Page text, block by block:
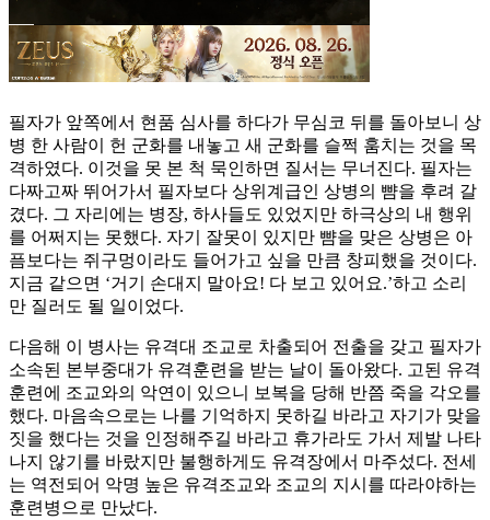
필자가 앞쪽에서 현품 심사를 하다가 무심코 뒤를 돌아보니 상
병 한 사람이 헌 군화를 내놓고 새 군화를 슬쩍 훔치는 것을 목
격하였다. 이것을 못 본 척 묵인하면 질서는 무너진다. 필자는
다짜고짜 뛰어가서 필자보다 상위계급인 상병의 뺨을 후려 갈
겼다. 그 자리에는 병장, 하사들도 있었지만 하극상의 내 행위
를 어쩌지는 못했다. 자기 잘못이 있지만 뺨을 맞은 상병은 아
픔보다는 쥐구멍이라도 들어가고 싶을 만큼 창피했을 것이다.
지금 같으면 ‘거기 손대지 말아요! 다 보고 있어요.’하고 소리
만 질러도 될 일이었다.
다음해 이 병사는 유격대 조교로 차출되어 전출을 갖고 필자가
소속된 본부중대가 유격훈련을 받는 날이 돌아왔다. 고된 유격
훈련에 조교와의 악연이 있으니 보복을 당해 반쯤 죽을 각오를
했다. 마음속으로는 나를 기억하지 못하길 바라고 자기가 맞을
짓을 했다는 것을 인정해주길 바라고 휴가라도 가서 제발 나타
나지 않기를 바랐지만 불행하게도 유격장에서 마주섰다. 전세
는 역전되어 악명 높은 유격조교와 조교의 지시를 따라야하는
훈련병으로 만났다.